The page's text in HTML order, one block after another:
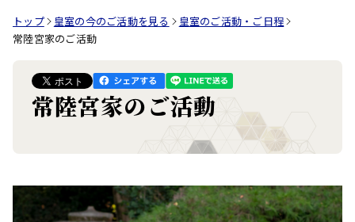
トップ 皇室の今のご活動を見る
皇室のご活動・ご日程
常陸宮家のご活動
常陸宮家のご活動